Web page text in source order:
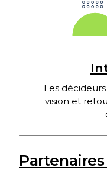
Les
vision et